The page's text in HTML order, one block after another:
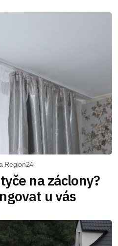
Region24
na záclony?
u vás